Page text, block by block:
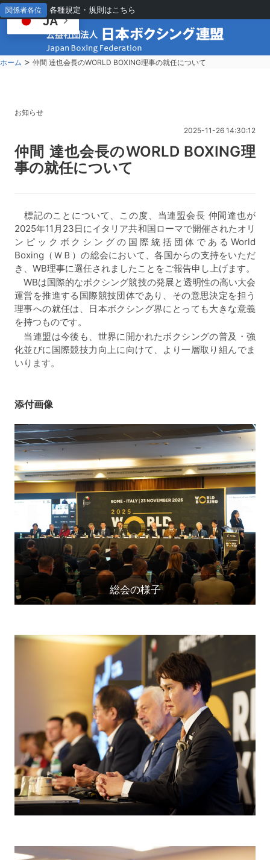
関係者各位 各種規定・規則はこちら
ホーム > 仲間 達也会長のWORLD BOXING理事の就任について
お知らせ
2025-11-26 14:30:12
仲間 達也会長のWORLD BOXING理
事の就任について
標記のことについて、この度、当連盟会長 仲間達也が
2025年11月23日にイタリア共和国ローマで開催されたオリ
ンピックボクシングの国際統括団体であるWorld
Boxing（ＷＢ）の総会において、各国からの支持をいただ
き、WB理事に選任されましたことをご報告申し上げます。
WBは国際的なボクシング競技の発展と透明性の高い大会
運営を推進する国際競技団体であり、その意思決定を担う
理事への就任は、日本ボクシング界にとっても大きな意義
を持つものです。
当連盟は今後も、世界に開かれたボクシングの普及・強
化並びに国際競技力向上に向けて、より一層取り組んでま
いります。
添付画像
総会の様子
JA